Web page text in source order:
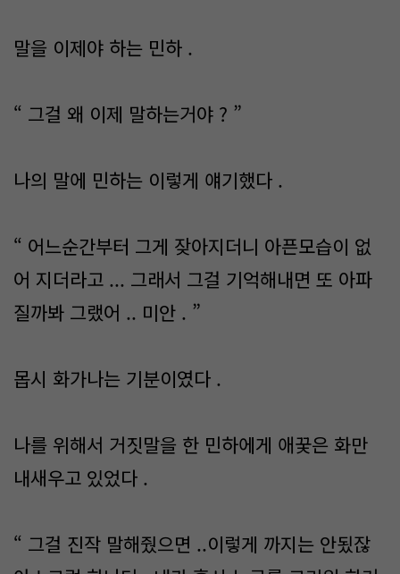
말을 이제야 하는 민하 .
“ 그걸 왜 이제 말하는거야 ? ”
나의 말에 민하는 이렇게 얘기했다 .
“ 어느순간부터 그게 잦아지더니 아픈모습이 없
어 지더라고 ... 그래서 그걸 기억해내면 또 아파
질까봐 그랬어 .. 미안 . ”
몹시 화가나는 기분이였다 .
나를 위해서 거짓말을 한 민하에게 애꿎은 화만
내새우고 있었다 .
“ 그걸 진작 말해줬으면 ..이렇게 까지는 안됬잖